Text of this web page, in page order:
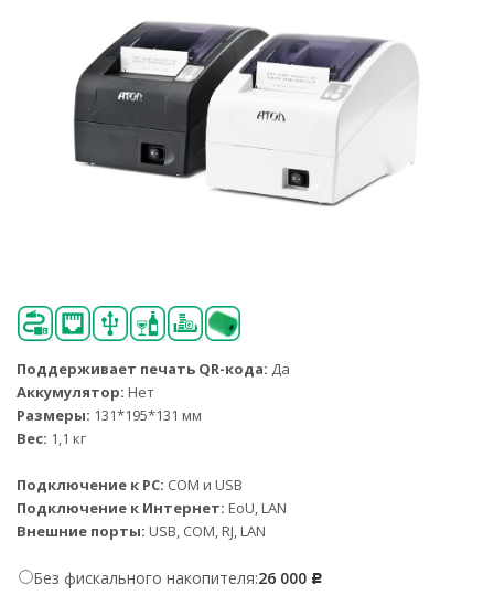
Поддерживает печать QR-кода: Да
Аккумулятор: Нет
Размеры: 131*195*131 мм
Вес: 1,1 кг
Подключение к PC: COM и USB
Подключение к Интернет: EoU, LAN
Внешние порты: USB, COM, RJ, LAN
Без фискального накопителя:26 000 Р